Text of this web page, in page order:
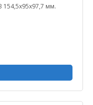
154,5х95х97,7 мм.